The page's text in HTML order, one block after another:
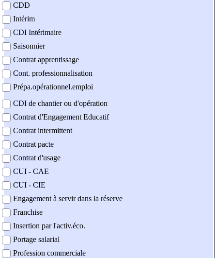
CDD
Intérim
CDI Intérimaire
Saisonnier
Contrat apprentissage
Cont. professionnalisation
Prépa.opérationnel.emploi
CDI de chantier ou d'opération
Contrat d'Engagement Educatif
Contrat intermittent
Contrat pacte
Contrat d'usage
CUI - CAE
CUI - CIE
Engagement à servir dans la réserve
Franchise
Insertion par l'activ.éco.
Portage salarial
Profession commerciale